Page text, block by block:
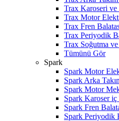
Trax Karoseri
Trax Motor
Trax Fren
Trax Periyodik
Trax Soğutma
Tümünü Gör
Spark
Spark Motor
Spark Arka
Spark Motor
Spark Karoser
Spark Fren
Spark Periyodik